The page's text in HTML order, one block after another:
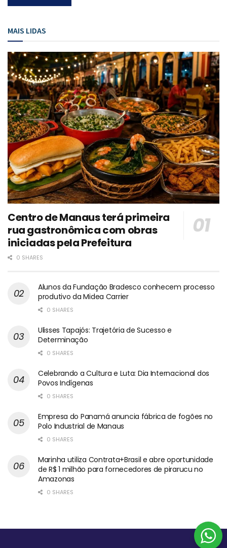
MAIS LIDAS
Centro de Manaus terá primeira
rua gastronômica com obras
iniciadas pela Prefeitura
0 SHARES
Alunos da Fundação Bradesco conhecem processo
produtivo da Midea Carrier
0 SHARES
Ulisses Tapajós: Trajetória de Sucesso e
Determinação
0 SHARES
Celebrando a Cultura e Luta: Dia Internacional dos
Povos Indígenas
0 SHARES
Empresa do Panamá anuncia fábrica de fogões no
Polo Industrial de Manaus
0 SHARES
Marinha utiliza Contrata+Brasil e abre oportunidade
de R$ 1 milhão para fornecedores de pirarucu no
Amazonas
0 SHARES